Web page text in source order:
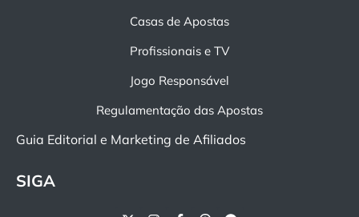
Casas de Apostas
Profissionais e TV
Jogo Responsável
Regulamentação das Apostas
Guia Editorial e Marketing de Afiliados
SIGA